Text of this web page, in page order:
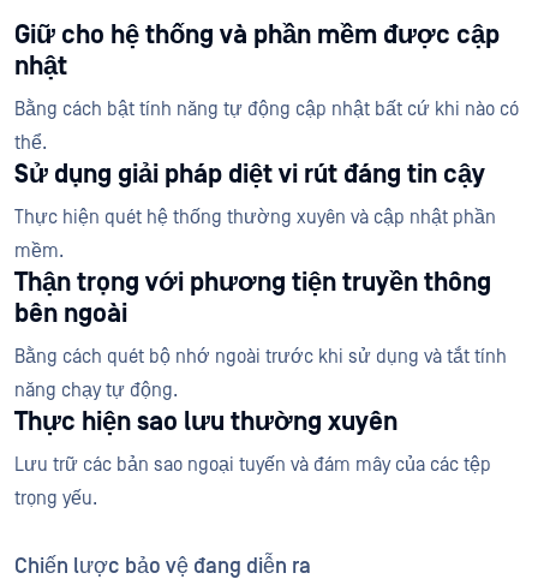
Giữ cho hệ thống và phần mềm được cập
nhật
Bằng cách bật tính năng tự động cập nhật bất cứ khi nào có
thể.
Sử dụng giải pháp diệt vi rút đáng tin cậy
Thực hiện quét hệ thống thường xuyên và cập nhật phần
mềm.
Thận trọng với phương tiện truyền thông
bên ngoài
Bằng cách quét bộ nhớ ngoài trước khi sử dụng và tắt tính
năng chạy tự động.
Thực hiện sao lưu thường xuyên
Lưu trữ các bản sao ngoại tuyến và đám mây của các tệp
trọng yếu.
Chiến lược bảo vệ đang diễn ra